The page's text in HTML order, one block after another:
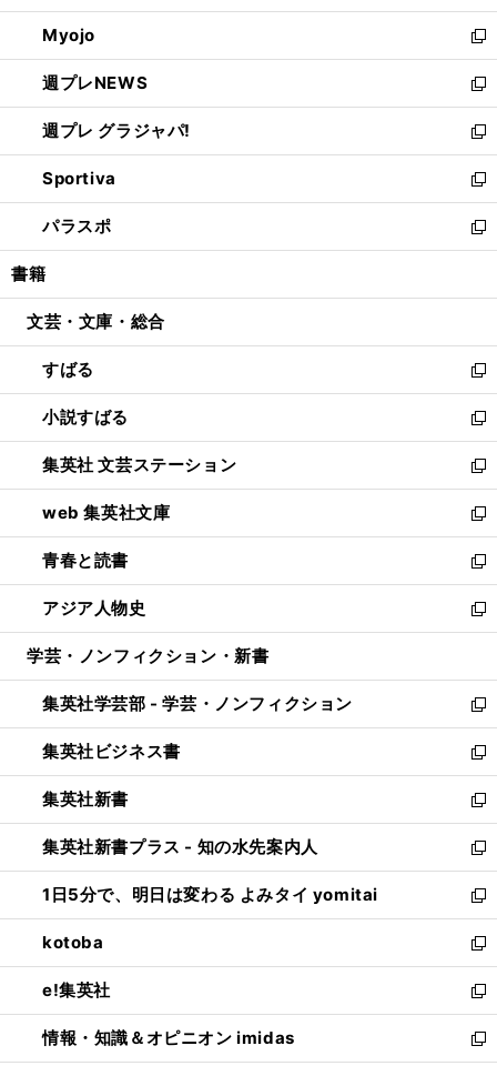
開
く
ウ
で
開
く
ン
ド
ウ
で
開
く
ウ
ィ
ン
ド
ウ
で
開
く
Myojo
新
し
い
ウ
ィ
ン
ド
ウ
で
開
週プレNEWS
新
し
い
ウ
ィ
ン
ド
ウ
開
週プレ グラジャパ!
新
し
い
ウ
ィ
ン
ウ
開
く
Sportiva
新
し
い
ウ
ン
ウ
で
開
く
パラスポ
新
し
ウ
ン
ド
ウ
で
開
く
書籍
文芸・文庫・総合
すばる
新
し
い
ウ
ィ
ン
ド
ウ
で
開
く
小説すばる
新
し
い
ウ
ィ
ン
ド
ウ
で
開
集英社 文芸ステーション
新
し
い
ウ
ィ
ン
ド
ウ
開
く
web 集英社文庫
新
し
い
ウ
ィ
ン
ウ
で
開
く
青春と読書
新
し
い
ウ
ン
ド
ウ
で
開
く
アジア人物史
新
し
ウ
ィ
ン
ド
ウ
で
開
く
学芸・ノンフィクション・新書
集英社学芸部 - 学芸・ノンフィクション
新
し
い
ウ
ィ
ン
ド
ウ
で
開
く
集英社ビジネス書
新
し
い
ウ
ィ
ン
ド
ウ
で
開
く
集英社新書
新
し
い
ウ
ィ
ン
ド
ウ
で
開
く
集英社新書プラス - 知の水先案内人
新
し
い
ウ
ィ
ン
ド
ウ
で
開
1日5分で、明日は変わる よみタイ yomitai
新
し
い
ウ
ィ
ン
ド
ウ
kotoba
新
し
い
ウ
ィ
ン
e!集英社
新
し
い
ウ
情報・知識＆オピニオン imidas
新
し